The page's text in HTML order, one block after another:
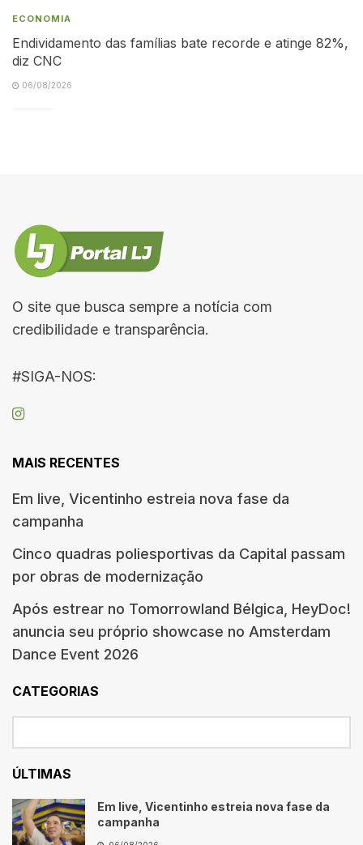
ECONOMIA
Endividamento das famílias bate recorde e atinge 82%,
diz CNC
06/08/2026
O site que busca sempre a notícia com
credibilidade e transparência.
#SIGA-NOS:
MAIS RECENTES
Em live, Vicentinho estreia nova fase da
campanha
Cinco quadras poliesportivas da Capital passam
por obras de modernização
Após estrear no Tomorrowland Bélgica, HeyDoc!
anuncia seu próprio showcase no Amsterdam
Dance Event 2026
CATEGORIAS
ÚLTIMAS
Em live, Vicentinho estreia nova fase da
campanha